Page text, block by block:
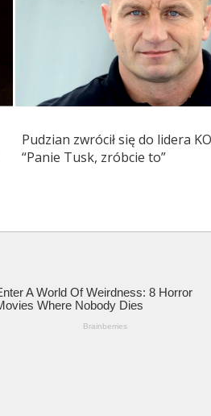
Pudzian zwrócił się do lidera
“Panie Tusk, zróbcie to”